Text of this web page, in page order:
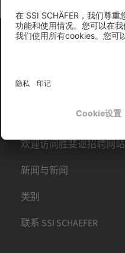
订阅时事通讯
欢迎访问胜斐迩招聘网站
新闻与新闻
类别
联系 SSI SCHAEFER